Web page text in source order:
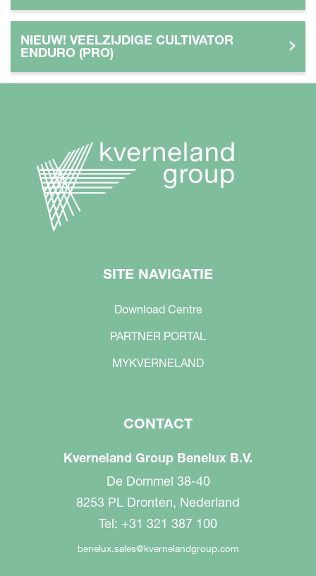
NIEUW! VEELZIJDIGE CULTIVATOR
ENDURO (PRO)
SITE NAVIGATIE
Download Centre
PARTNER PORTAL
MYKVERNELAND
CONTACT
Kverneland Group Benelux B.V.
De Dommel 38-40
8253 PL Dronten, Nederland
Tel: +31 321 387 100
benelux.sales@kvernelandgroup.com